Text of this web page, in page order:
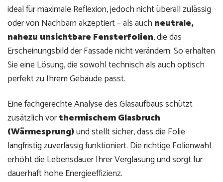
ideal für maximale Reflexion, jedoch nicht überall zulässig
oder von Nachbarn akzeptiert – als auch neutrale,
nahezu unsichtbare Fensterfolien, die das
Erscheinungsbild der Fassade nicht verändern. So erhalten
Sie eine Lösung, die sowohl technisch als auch optisch
perfekt zu Ihrem Gebäude passt.
Eine fachgerechte Analyse des Glasaufbaus schützt
zusätzlich vorthermischem Glasbruch
(Wärmesprung)und stellt sicher, dass die Folie
langfristig zuverlässig funktioniert. Die richtige Folienwahl
erhöht die Lebensdauer Ihrer Verglasung und sorgt für
dauerhaft hohe Energieeffizienz.